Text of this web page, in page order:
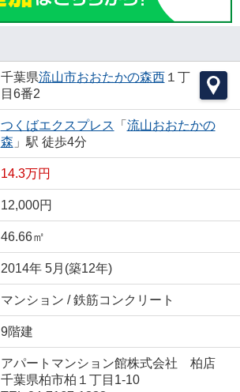
千葉県流山市おおたかの森西１丁
目6番2
つくばエクスプレス 「 流山おおたかの
森 」駅 徒歩4分
14.3万円
12,000円
46.66㎡
2014年 5月(築12年)
マンション / 鉄筋コンクリート
9階建
アパートマンション館株式会社 柏店
千葉県柏市柏１丁目1-10